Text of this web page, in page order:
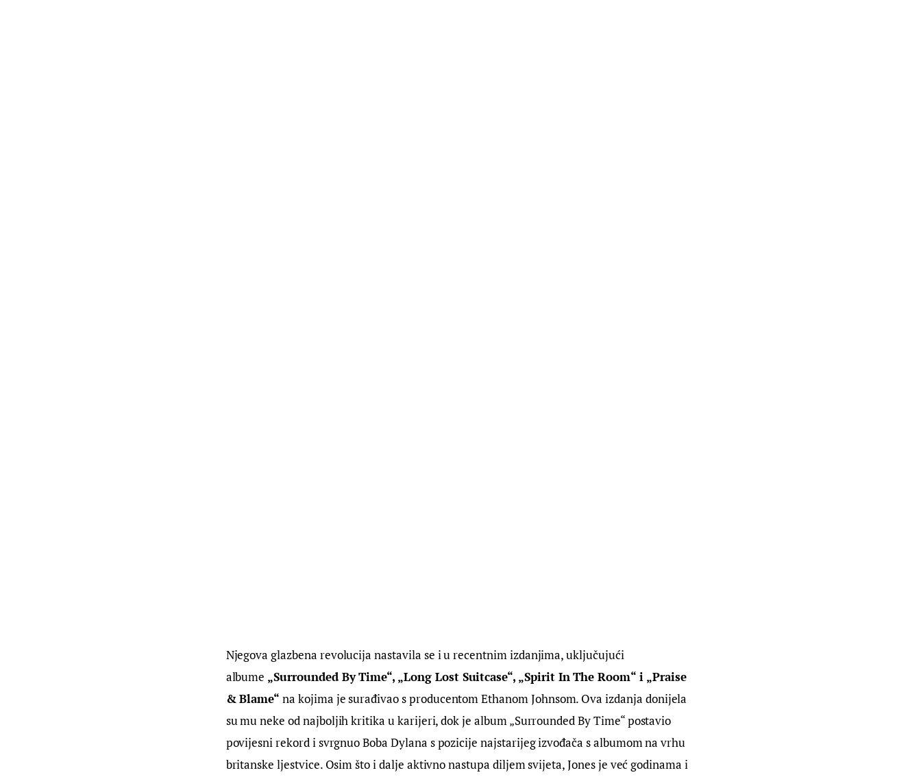
Njegova glazbena revolucija nastavila se i u recentnim izdanjima, uključujući
albume „Surrounded By Time“, „Long Lost Suitcase“, „Spirit In The Room“ i „Praise
& Blame“ na kojima je surađivao s producentom Ethanom Johnsom. Ova izdanja donijela
su mu neke od najboljih kritika u karijeri, dok je album „Surrounded By Time“ postavio
povijesni rekord i svrgnuo Boba Dylana s pozicije najstarijeg izvođača s albumom na vrhu
britanske ljestvice. Osim što i dalje aktivno nastupa diljem svijeta, Jones je već godinama i